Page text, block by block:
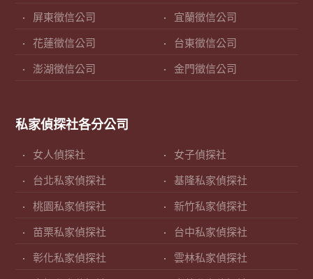
屏東徵信公司 宜蘭徵信公司
花蓮徵信公司 台東徵信公司
澎湖徵信公司 金門徵信公司
私家偵探社各分公司
女人偵探社 女子偵探社
台北私家偵探社 基隆私家偵探社
桃園私家偵探社 新竹私家偵探社
苗栗私家偵探社 台中私家偵探社
彰化私家偵探社 雲林私家偵探社